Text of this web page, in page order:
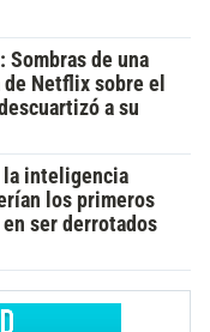
Sombras de una
Netflix sobre el
a su
la inteligencia
los primeros
ser derrotados